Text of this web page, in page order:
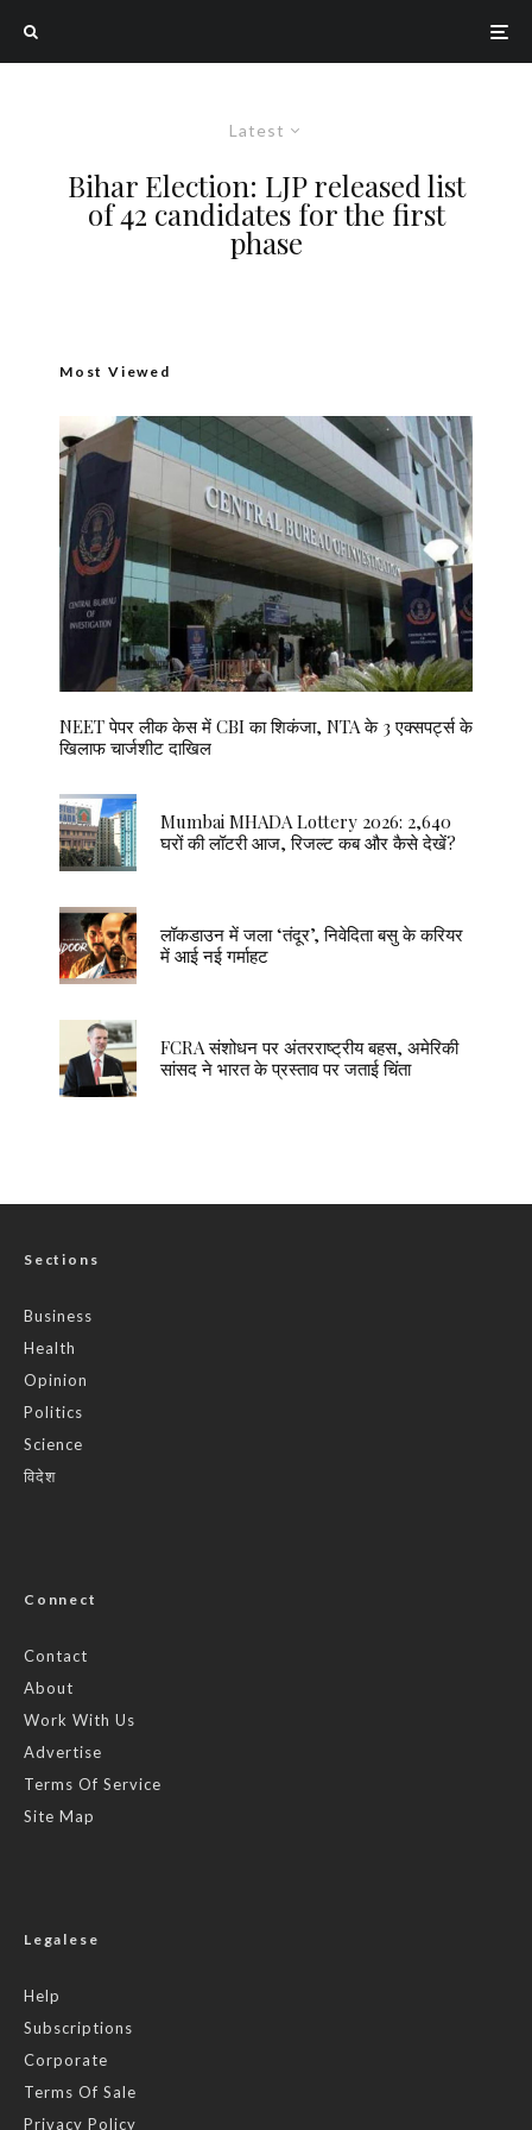
Latest
Bihar Election: LJP released list
of 42 candidates for the first
phase
Most Viewed
NEET पेपर लीक केस में CBI का शिकंजा, NTA के 3 एक्सपर्ट्स के
खिलाफ चार्जशीट दाखिल
Mumbai MHADA Lottery 2026: 2,640
घरों की लॉटरी आज, रिजल्ट कब और कैसे देखें?
लॉकडाउन में जला ‘तंदूर’, निवेदिता बसु के करियर
में आई नई गर्माहट
FCRA संशोधन पर अंतरराष्ट्रीय बहस, अमेरिकी
सांसद ने भारत के प्रस्ताव पर जताई चिंता
Sections
Business
Health
Opinion
Politics
Science
विदेश
Connect
Contact
About
Work With Us
Advertise
Terms Of Service
Site Map
Legalese
Help
Subscriptions
Corporate
Terms Of Sale
Privacy Policy